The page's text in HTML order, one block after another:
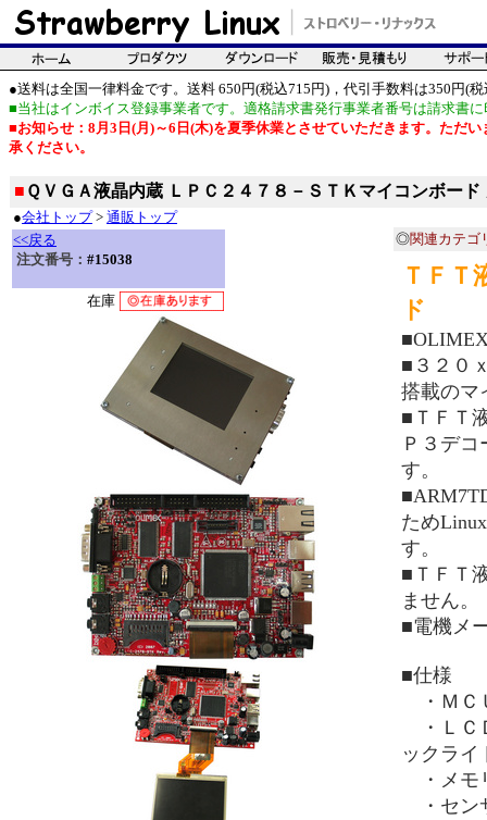
●送料は全国一律料金です。送料 650円(税込715円)，代引手数料は350円(税
■当社はインボイス登録事業者です。適格請求書発行事業者番号は請求書
■お知らせ：8月3日(月)～6日(木)を夏季休業とさせていただきます。ただ
承ください。
■ ＱＶＧＡ液晶内蔵 ＬＰＣ２４７８－ＳＴＫマイコンボード
●会社トップ> 通販トップ
<<戻る
注文番号： #15038
在庫
◎関連カテゴ
ＴＦＴ
ド
■３２０
搭載のマ
■ＴＦＴ
Ｐ３デ
す。
ため
す。
■ＴＦＴ
ません。
■電機メ
■仕様
・ＭＣ
・ＬＣ
ックラ
・メモ
・セン